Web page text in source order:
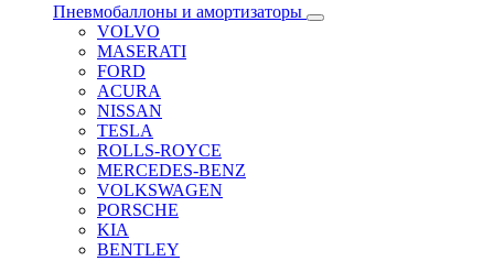
Пневмобаллоны и амортизаторы
VOLVO
MASERATI
FORD
ACURA
NISSAN
TESLA
ROLLS-ROYCE
MERCEDES-BENZ
VOLKSWAGEN
PORSCHE
KIA
BENTLEY